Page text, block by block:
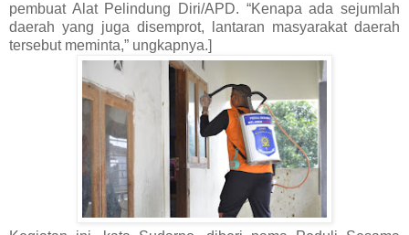
pembuat Alat Pelindung Diri/APD. “Kenapa ada sejumlah
daerah yang juga disemprot, lantaran masyarakat daerah
tersebut meminta,” ungkapnya.]